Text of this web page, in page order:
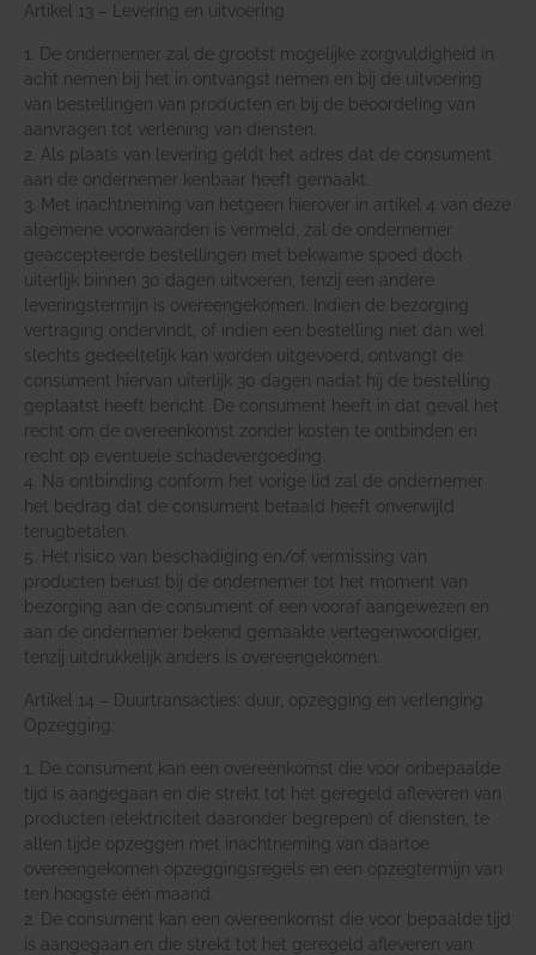
Artikel 13 – Levering en uitvoering
1. De ondernemer zal de grootst mogelijke zorgvuldigheid in
acht nemen bij het in ontvangst nemen en bij de uitvoering
van bestellingen van producten en bij de beoordeling van
aanvragen tot verlening van diensten.
2. Als plaats van levering geldt het adres dat de consument
aan de ondernemer kenbaar heeft gemaakt.
3. Met inachtneming van hetgeen hierover in artikel 4 van deze
algemene voorwaarden is vermeld, zal de ondernemer
geaccepteerde bestellingen met bekwame spoed doch
uiterlijk binnen 30 dagen uitvoeren, tenzij een andere
leveringstermijn is overeengekomen. Indien de bezorging
vertraging ondervindt, of indien een bestelling niet dan wel
slechts gedeeltelijk kan worden uitgevoerd, ontvangt de
consument hiervan uiterlijk 30 dagen nadat hij de bestelling
geplaatst heeft bericht. De consument heeft in dat geval het
recht om de overeenkomst zonder kosten te ontbinden en
recht op eventuele schadevergoeding.
4. Na ontbinding conform het vorige lid zal de ondernemer
het bedrag dat de consument betaald heeft onverwijld
terugbetalen.
5. Het risico van beschadiging en/of vermissing van
producten berust bij de ondernemer tot het moment van
bezorging aan de consument of een vooraf aangewezen en
aan de ondernemer bekend gemaakte vertegenwoordiger,
tenzij uitdrukkelijk anders is overeengekomen.
Artikel 14 – Duurtransacties: duur, opzegging en verlenging
Opzegging:
1. De consument kan een overeenkomst die voor onbepaalde
tijd is aangegaan en die strekt tot het geregeld afleveren van
producten (elektriciteit daaronder begrepen) of diensten, te
allen tijde opzeggen met inachtneming van daartoe
overeengekomen opzeggingsregels en een opzegtermijn van
ten hoogste één maand.
2. De consument kan een overeenkomst die voor bepaalde tijd
is aangegaan en die strekt tot het geregeld afleveren van